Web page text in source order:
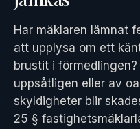
Har mäklaren lämnat
att upplysa om ett
brustit i
uppsåtligen eller av
skyldigheter blir
25 §